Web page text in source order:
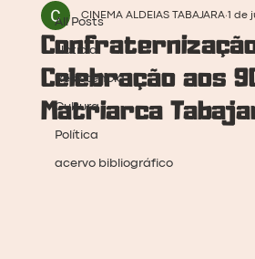
All Posts
Notícia
Resistência
Cultura
Política
acervo bibliográfico
Celebração aos
Matriarca
CINEMA ALDEIAS TABAJARA 1 de